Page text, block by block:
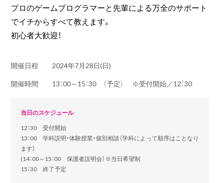
プロのゲームプログラマーと先輩による万全のサポート
でイチからすべて教えます。
初心者大歓迎！
開催日程
2024年7月28日(日)
開催時間
13：00～15：30 （予定） ※受付開始／12：30
当日のスケジュール
12：30 受付開始
13：00 学科説明・体験授業・個別相談（学科によって順序はことなり
ます）
(14：00～15：00 保護者説明会）※当日希望制
15：30 終了予定